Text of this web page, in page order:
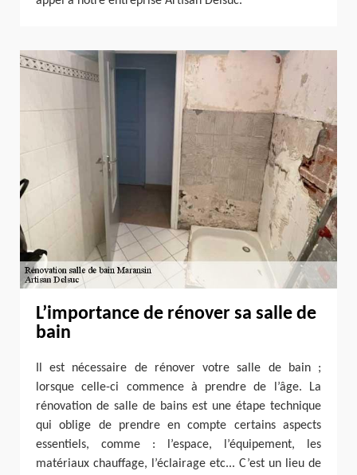
L’importance de rénover sa salle de
bain
Il est nécessaire de rénover votre salle de bain ;
lorsque celle-ci commence à prendre de l’âge. La
rénovation de salle de bains est une étape technique
qui oblige de prendre en compte certains aspects
essentiels, comme : l’espace, l’équipement, les
matériaux chauffage, l’éclairage etc... C’est un lieu de